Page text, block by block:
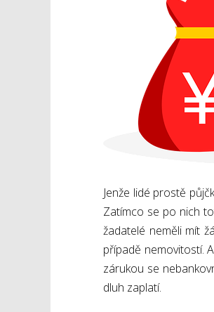
Jenže lidé prostě
Zatímco se po nich
žadatelé neměli mít
případě nemovitostí.
zárukou se
dluh zaplatí.